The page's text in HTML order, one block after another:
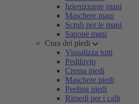
Igienizzante mani
Maschere mani
Scrub per le mani
Sapone mani
Cura dei piedi
Visualizza tutti
Pediluvio
Crema piedi
Maschere piedi
Peeling piedi
Rimedi per i calli